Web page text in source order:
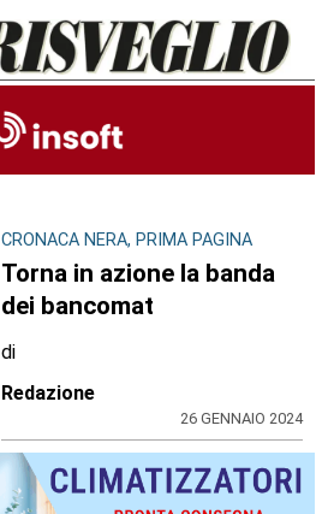
CRONACA NERA, PRIMA PAGINA
Torna in azione la banda
dei bancomat
di
Redazione
26 GENNAIO 2024